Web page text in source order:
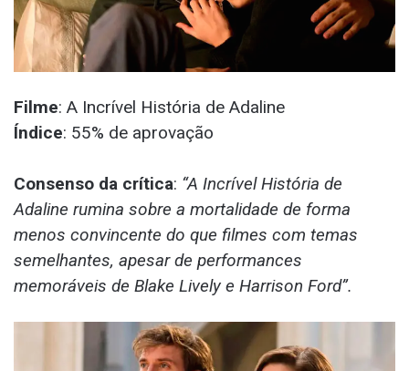
Filme: A Incrível História de Adaline
Índice: 55% de aprovação
Consenso da crítica: “A Incrível História de
Adaline rumina sobre a mortalidade de forma
menos convincente do que filmes com temas
semelhantes, apesar de performances
memoráveis ​​de Blake Lively e Harrison Ford”.